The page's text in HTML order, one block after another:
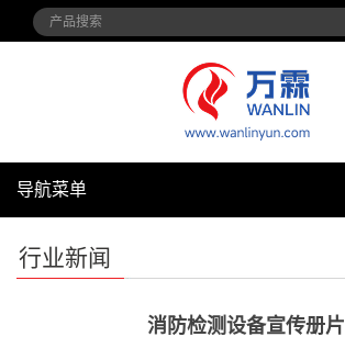
导航菜单
行业新闻
消防检测设备宣传册片